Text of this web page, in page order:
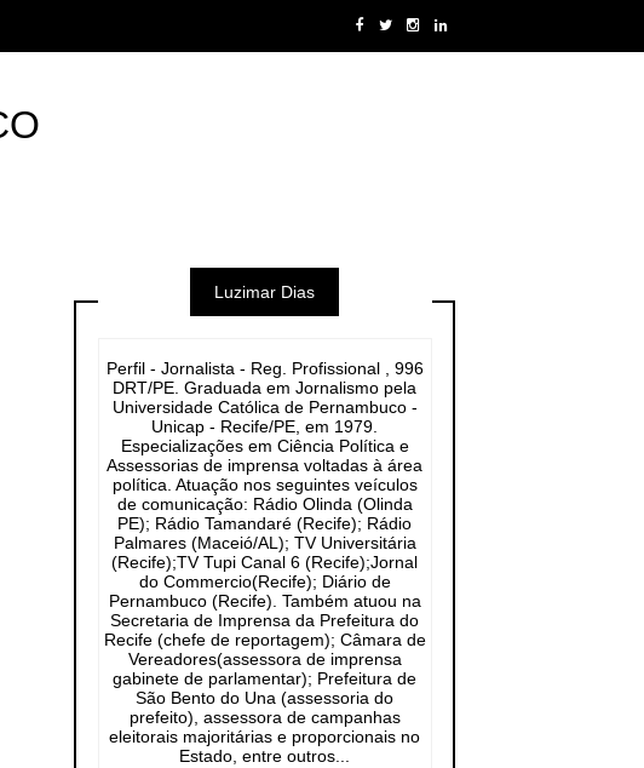
Luzimar Dias
Perfil - Jornalista - Reg. Profissional , 996
DRT/PE. Graduada em Jornalismo pela
Universidade Católica de Pernambuco -
Unicap - Recife/PE, em 1979.
Especializações em Ciência Política e
Assessorias de imprensa voltadas à área
política. Atuação nos seguintes veículos
de comunicação: Rádio Olinda (Olinda
PE); Rádio Tamandaré (Recife); Rádio
Palmares (Maceió/AL); TV Universitária
(Recife);TV Tupi Canal 6 (Recife);Jornal
do Commercio(Recife); Diário de
Pernambuco (Recife). Também atuou na
Secretaria de Imprensa da Prefeitura do
Recife (chefe de reportagem); Câmara de
Vereadores(assessora de imprensa
gabinete de parlamentar); Prefeitura de
São Bento do Una (assessoria do
prefeito), assessora de campanhas
eleitorais majoritárias e proporcionais no
Estado, entre outros...